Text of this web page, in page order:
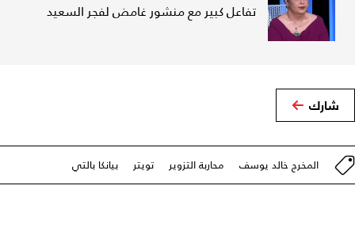
تفاعل كبير مع منشور غامض لفجر السعيد
شارك
المخرج خالد يوسف محاربة التزوير تويتر بيانكا بالتي